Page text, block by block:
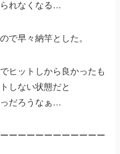
れなくなる…
で早々納竿とした。
ヒットしから良かったも
しない状態だと
だろうなぁ…
ーーーーーーーーーーー